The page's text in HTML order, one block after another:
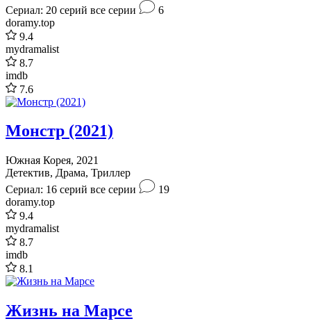
Сериал: 20 серий все серии
6
doramy.top
9.4
mydramalist
8.7
imdb
7.6
Монстр (2021)
Южная Корея, 2021
Детектив, Драма, Триллер
Сериал: 16 серий все серии
19
doramy.top
9.4
mydramalist
8.7
imdb
8.1
Жизнь на Марсе